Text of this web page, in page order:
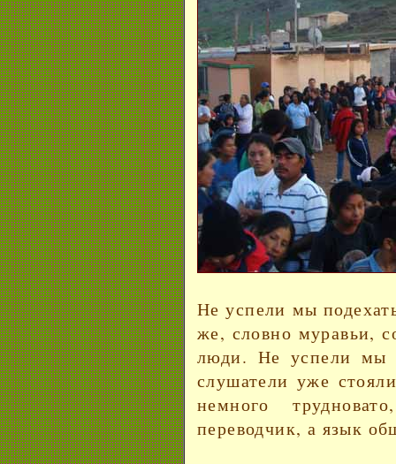
Не успели мы
же, словно муравьи,
люди. Не успели мы
слушатели уже
немного
переводчик, а язык